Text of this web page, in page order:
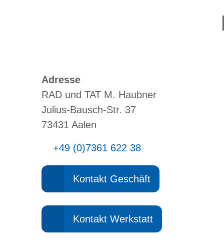
Adresse
RAD und TAT M. Haubner
Julius-Bausch-Str. 37
73431 Aalen
+49 (0)7361 622 38
Kontakt Geschäft
Kontakt Werkstatt